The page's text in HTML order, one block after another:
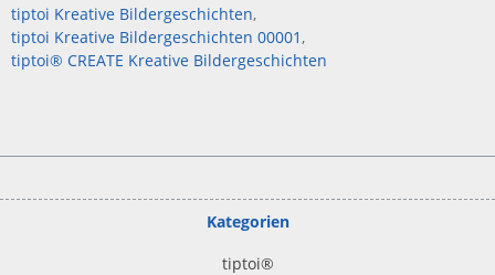
tiptoi Kreative Bildergeschichten
tiptoi Kreative Bildergeschichten 00001
tiptoi® CREATE Kreative Bildergeschichten
Kategorien
tiptoi®